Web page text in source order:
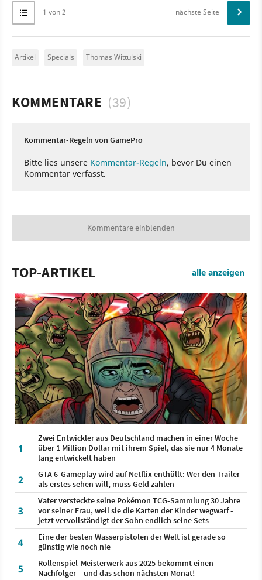
1 von 2 nächste Seite
Artikel Specials Thomas Wittulski
KOMMENTARE (39)
Kommentar-Regeln von GamePro
Bitte lies unsere Kommentar-Regeln, bevor Du einen
Kommentar verfasst.
Kommentare einblenden
TOP-ARTIKEL alle anzeigen
1
Zwei Entwickler aus Deutschland machen in einer Woche
über 1 Million Dollar mit ihrem Spiel, das sie nur 4 Monate
lang entwickelt haben
2
GTA 6-Gameplay wird auf Netflix enthüllt: Wer den Trailer
als erstes sehen will, muss Geld zahlen
3
Vater versteckte seine Pokémon TCG-Sammlung 30 Jahre
vor seiner Frau, weil sie die Karten der Kinder wegwarf -
jetzt vervollständigt der Sohn endlich seine Sets
4
Eine der besten Wasserpistolen der Welt ist gerade so
günstig wie noch nie
5
Rollenspiel-Meisterwerk aus 2025 bekommt einen
Nachfolger – und das schon nächsten Monat!